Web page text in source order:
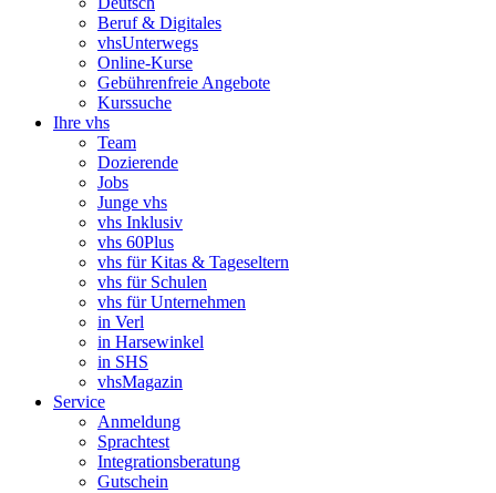
Beruf & Digitales
vhsUnterwegs
Online-Kurse
Gebührenfreie Angebote
Kurssuche
Ihre vhs
Team
Dozierende
Jobs
Junge vhs
vhs Inklusiv
vhs 60Plus
vhs für Kitas & Tageseltern
vhs für Schulen
vhs für Unternehmen
in Verl
in Harsewinkel
in SHS
vhsMagazin
Service
Anmeldung
Sprachtest
Integrationsberatung
Gutschein